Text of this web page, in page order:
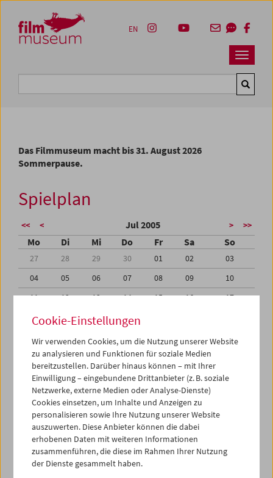
Zum Inhalt
Zum Hauptmenü
Zur Servicenavigation
Zum Suche
Navbar
EN
Das Filmmuseum macht bis 31. August 2026
Sommerpause.
Spielplan
<< < Jul 2005 > >>
Mo Di Mi Do Fr Sa So
27 28 29 30 01 02
03
04
05 06 07 08 09
10
11
12 13 14 15 16
17
18
19 20 21
25
27 29
31
01
02 03 04 05 06
iCalender
Programmheft-PDF
English language or subtitles
< Vorherige Woche
Cookie-Einstellungen
Wir verwenden Cookies, um die Nutzung unserer Website
zu analysieren und Funktionen für soziale Medien
bereitzustellen. Darüber hinaus können – mit Ihrer
Einwilligung – eingebundene Drittanbieter (z. B. soziale
Netzwerke, externe Medien oder Analyse-Dienste)
Cookies einsetzen, um Inhalte und Anzeigen zu
personalisieren sowie Ihre Nutzung unserer Website
auszuwerten. Diese Anbieter können die dabei
erhobenen Daten mit weiteren Informationen
zusammenführen, die diese im Rahmen Ihrer Nutzung
der Dienste gesammelt haben.